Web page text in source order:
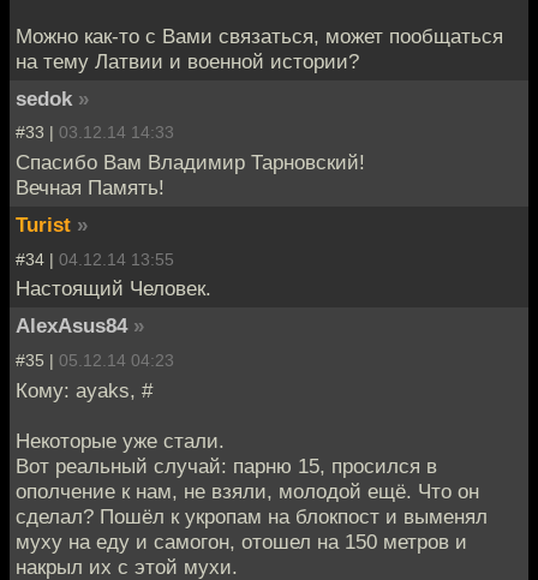
Можно как-то с Вами связаться, может пообщаться
на тему Латвии и военной истории?
sedok »
#33 | 03.12.14 14:33
Спасибо Вам Владимир Тарновский!
Вечная Память!
Turist »
#34 | 04.12.14 13:55
Настоящий Человек.
AlexAsus84 »
#35 | 05.12.14 04:23
Кому: ayaks, #
Некоторые уже стали.
Вот реальный случай: парню 15, просился в
ополчение к нам, не взяли, молодой ещё. Что он
сделал? Пошёл к укропам на блокпост и выменял
муху на еду и самогон, отошел на 150 метров и
накрыл их с этой мухи.